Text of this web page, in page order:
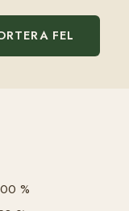
FEL
%